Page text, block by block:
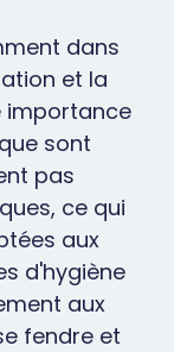
dans
et la
importance
sont
pas
ce qui
aux
d'hygiène
aux
fendre et